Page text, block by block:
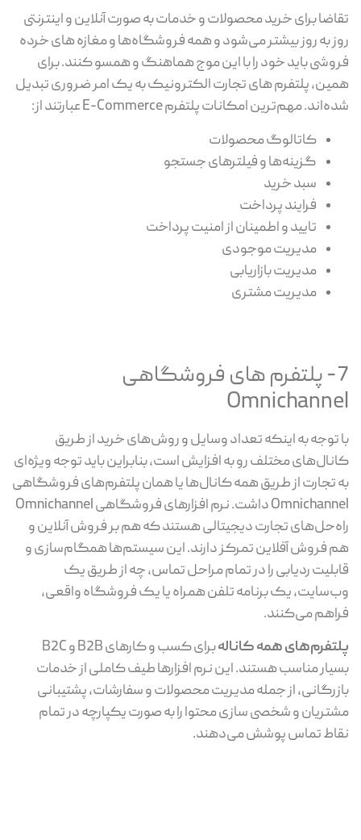
تقاضا برای خرید محصولات و خدمات به صورت آنلاین و اینترنتی
روز به روز بیشتر می‌شود و همه فروشگاه‌ها و مغازه های خرده
فروشی باید خود را با این موج هماهنگ و همسو کنند. برای
همین، پلتفرم های تجارت الکترونیک به یک امر ضروری تبدیل
شده‌اند. مهم‌ترین امکانات پلتفرم E-Commerce عبارتند از:
کاتالوگ محصولات
گزینه‌ها و فیلترهای جستجو
سبد خرید
فرایند پرداخت
تایید و اطمینان از امنیت پرداخت
مدیریت موجودی
مدیریت بازاریابی
مدیریت مشتری
7- پلتفرم های فروشگاهی
Omnichannel
با توجه به اینکه تعداد وسایل و روش‌های خرید از طریق
کانال‌های مختلف رو به افزایش است، بنابراین باید توجه ویژه‌ای
به تجارت از طریق همه کانال‌ها یا همان پلتفرم‌های فروشگاهی
Omnichannel داشت. نرم افزارهای فروشگاهی Omnichannel
راه‌حل‌های تجارت دیجیتالی هستند که هم بر فروش آنلاین و
هم فروش آفلاین تمرکز دارند. این سیستم‌ها همگام‌سازی و
قابلیت ردیابی را در تمام مراحل تماس، چه از طریق یک
وب‌سایت، یک برنامه تلفن همراه یا یک فروشگاه واقعی،
فراهم می‌کنند.
پلتفرم‌های همه کاناله
برای کسب و کارهای B2B و B2C
بسیار مناسب هستند. این نرم افزارها طیف کاملی از خدمات
بازرگانی، از جمله مدیریت محصولات و سفارشات، پشتیبانی
مشتریان و شخصی سازی محتوا را به صورت یکپارچه در تمام
نقاط تماس پوشش می‌دهند.